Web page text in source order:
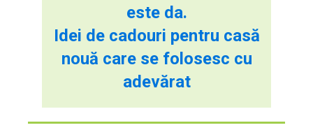
este da.
Idei de cadouri pentru casă
nouă care se folosesc cu
adevărat